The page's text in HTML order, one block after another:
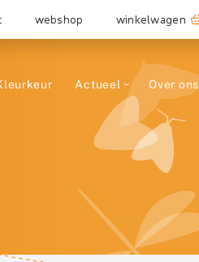
webshop winkelwagen
Actueel Over ons